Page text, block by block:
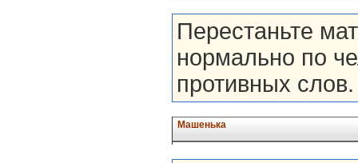
Перестаньте
нормально по
противных слов.
Машенька